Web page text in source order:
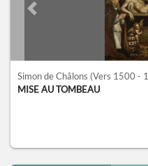
Previous slide
Simon de Châlons (Vers 1500 -
MISE AU TOMBEAU